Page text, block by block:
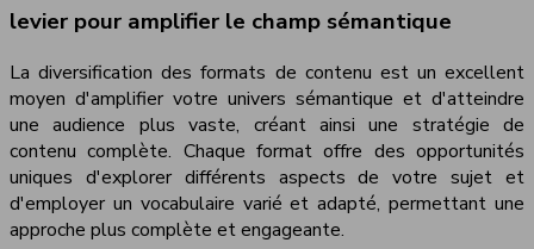
levier pour amplifier le champ sémantique
La diversification des formats de contenu est un excellent
moyen d'amplifier votre univers sémantique et d'atteindre
une audience plus vaste, créant ainsi une stratégie de
contenu complète. Chaque format offre des opportunités
uniques d'explorer différents aspects de votre sujet et
d'employer un vocabulaire varié et adapté, permettant une
approche plus complète et engageante.